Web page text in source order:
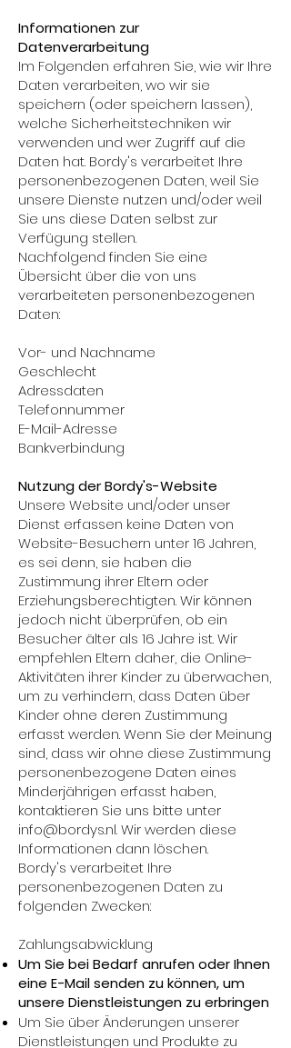
Informationen zur
Datenverarbeitung
Im Folgenden erfahren Sie, wie wir Ihre
Daten verarbeiten, wo wir sie
speichern (oder speichern lassen),
welche Sicherheitstechniken wir
verwenden und wer Zugriff auf die
Daten hat. Bordy's verarbeitet Ihre
personenbezogenen Daten, weil Sie
unsere Dienste nutzen und/oder weil
Sie uns diese Daten selbst zur
Verfügung stellen.
Nachfolgend finden Sie eine
Übersicht über die von uns
verarbeiteten personenbezogenen
Daten:
Vor- und Nachname
Geschlecht
Adressdaten
Telefonnummer
E-Mail-Adresse
Bankverbindung
Nutzung der Bordy's-Website
Unsere Website und/oder unser
Dienst erfassen keine Daten von
Website-Besuchern unter 16 Jahren,
es sei denn, sie haben die
Zustimmung ihrer Eltern oder
Erziehungsberechtigten. Wir können
jedoch nicht überprüfen, ob ein
Besucher älter als 16 Jahre ist. Wir
empfehlen Eltern daher, die Online-
Aktivitäten ihrer Kinder zu überwachen,
um zu verhindern, dass Daten über
Kinder ohne deren Zustimmung
erfasst werden. Wenn Sie der Meinung
sind, dass wir ohne diese Zustimmung
personenbezogene Daten eines
Minderjährigen erfasst haben,
kontaktieren Sie uns bitte unter
info@bordys.nl. Wir werden diese
Informationen dann löschen.
Bordy's verarbeitet Ihre
personenbezogenen Daten zu
folgenden Zwecken:
Zahlungsabwicklung
Um Sie bei Bedarf anrufen oder Ihnen
eine E-Mail senden zu können, um
unsere Dienstleistungen zu erbringen
Um Sie über Änderungen unserer
Dienstleistungen und Produkte zu